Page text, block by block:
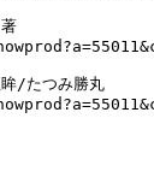
/たつみ勝丸